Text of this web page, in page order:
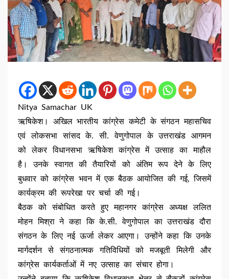
Nitya Samachar UK
ऋषिकेश। अखिल भारतीय कांग्रेस कमेटी के संगठन महासचिव
एवं लोकसभा सांसद के. सी. वेणुगोपाल के उत्तराखंड आगमन
को लेकर विधानसभा ऋषिकेश कांग्रेस में उत्साह का माहौल
है। उनके स्वागत की तैयारियों को अंतिम रूप देने के लिए
बुधवार को कांग्रेस भवन में एक बैठक आयोजित की गई, जिसमें
कार्यक्रम की रूपरेखा पर चर्चा की गई।
बैठक को संबोधित करते हुए महानगर कांग्रेस अध्यक्ष ललित
मोहन मिश्रा ने कहा कि के.सी. वेणुगोपाल का उत्तराखंड दौरा
संगठन के लिए नई ऊर्जा लेकर आएगा। उन्होंने कहा कि उनके
मार्गदर्शन से संगठनात्मक गतिविधियों को मजबूती मिलेगी और
कांग्रेस कार्यकर्ताओं में नए उत्साह का संचार होगा।